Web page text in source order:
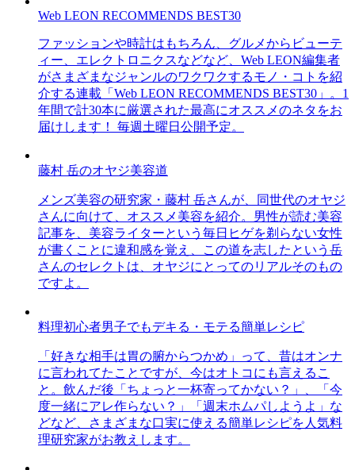
Web LEON RECOMMENDS BEST30
ファッションや時計はもちろん、グルメからビューテ
ィー、エレクトロニクスなどなど、Web LEON編集者
がさまざまなジャンルのワクワクするモノ・コトを紹
介する連載「Web LEON RECOMMENDS BEST30」。1
年間で計30本に厳選された最高にオススメのネタをお
届けします！ 毎週土曜日公開予定。
藤村 岳のオヤジ美容道
メンズ美容の研究家・藤村 岳さんが、同世代のオヤジ
さんに向けて、オススメ美容を紹介。男性が読む美容
記事を、美容ライターという毎日ヒゲを剃らない女性
が書くことに違和感を覚え、この道を志したという岳
さんのセレクトは、オヤジにとってのリアルそのもの
ですよ。
料理初心者男子でもデキる・モテる簡単レシピ
「好きな相手は胃の腑からつかめ」って、昔はオンナ
に言われてたことですが、今はオトコにも言えるこ
と。飲んだ後「ちょっと一杯寄ってかない？」、「今
度一緒にアレ作らない？」「週末ホムパしようよ」な
どなど、さまざまな口実に使える簡単レシピを人気料
理研究家がお教えします。